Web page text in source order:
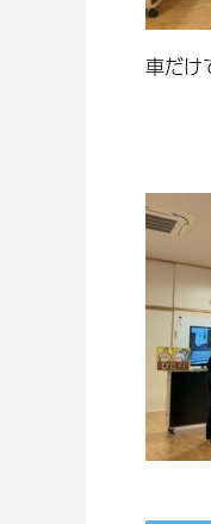
車だけ